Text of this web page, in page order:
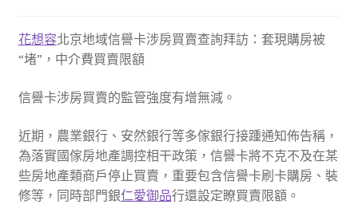
花想容北京地域信譽卡涉房買賣查詢拜訪：套現購房被
“堵”，中介費買賣限額
信譽卡涉房買賣的監管強度有增無減。
近期，農業銀行、安然銀行等多傢銀行接踵通知佈告稱，
為落實國傢房地產調控相干政策，信譽卡將不克不及在某
些房地產類商戶停止買賣，重要包含信譽卡刷卡購房、裝
修等，同時部門銀仁愛御品行還設定瞭買賣限額。